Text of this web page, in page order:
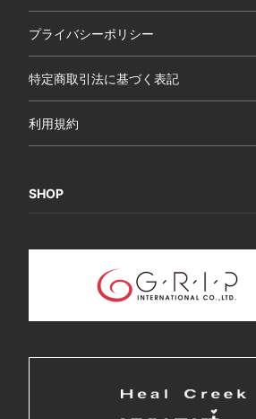
プライバシーポリシー
特定商取引法に基づく表記
利用規約
SHOP